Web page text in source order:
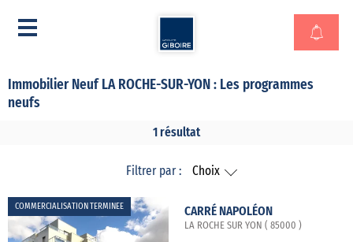
Immobilier Neuf LA ROCHE-SUR-YON : Les programmes
neufs
1 résultat
Filtrer par : Choix
COMMERCIALISATION TERMINEE CARRÉ NAPOLÉON
LA ROCHE SUR YON ( 85000 )